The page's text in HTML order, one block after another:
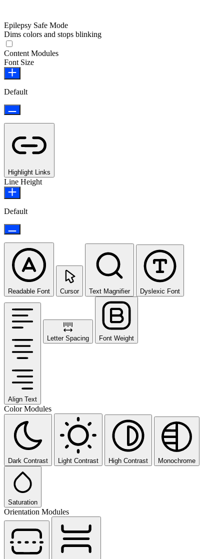
Epilepsy Safe Mode
Dims colors and stops blinking
Content Modules
Font Size
Default
Highlight Links
Line Height
Default
Readable Font Cursor Text Magnifier Dyslexic Font
Align Text
Letter Spacing Font Weight
Color Modules
Dark Contrast Light Contrast High Contrast Monochrome
Saturation
Orientation Modules